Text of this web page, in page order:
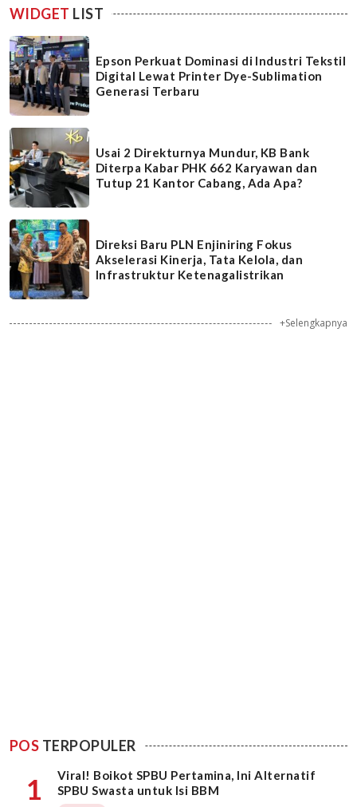
WIDGET LIST
Epson Perkuat Dominasi di Industri Tekstil
Digital Lewat Printer Dye-Sublimation
Generasi Terbaru
Usai 2 Direkturnya Mundur, KB Bank
Diterpa Kabar PHK 662 Karyawan dan
Tutup 21 Kantor Cabang, Ada Apa?
Direksi Baru PLN Enjiniring Fokus
Akselerasi Kinerja, Tata Kelola, dan
Infrastruktur Ketenagalistrikan
+Selengkapnya
POS TERPOPULER
1
Viral! Boikot SPBU Pertamina, Ini Alternatif
SPBU Swasta untuk Isi BBM